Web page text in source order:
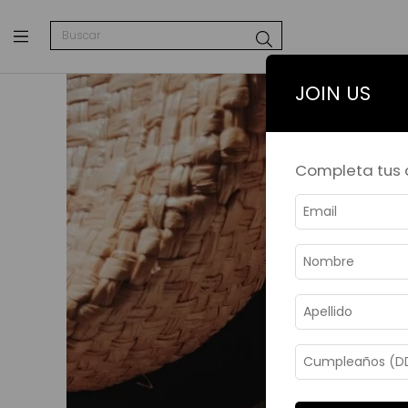
JOIN US
Completa tus